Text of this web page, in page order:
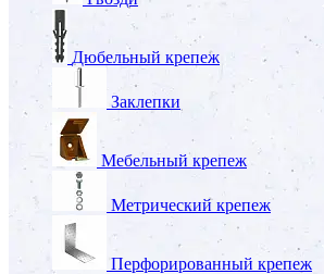
Дюбельный крепеж
Заклепки
Мебельный крепеж
Метрический крепеж
Перфорированный крепеж